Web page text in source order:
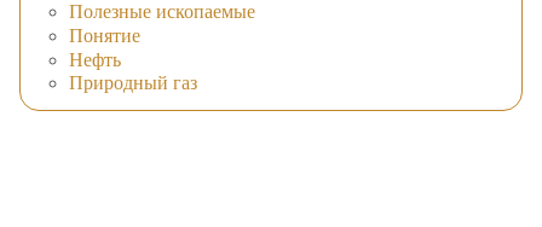
Полезные ископаемые
Понятие
Нефть
Природный газ